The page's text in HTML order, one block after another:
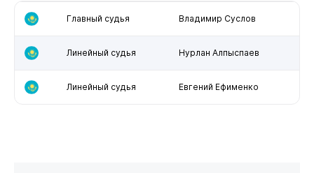
Главный судья Владимир Суслов
Линейный судья Нурлан Алпыспаев
Линейный судья Евгений Ефименко